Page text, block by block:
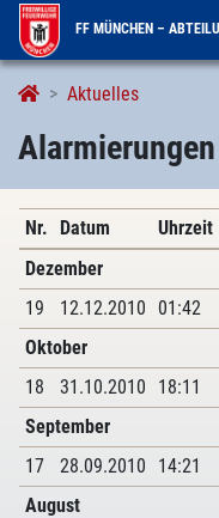
FF MÜNCHEN –
Aktuelles
Alarmierungen
Nr. Datum Uhrzeit
Dezember
19
12.12.2010 01:42
Oktober
18
31.10.2010 18:11
September
17
28.09.2010 14:21
August